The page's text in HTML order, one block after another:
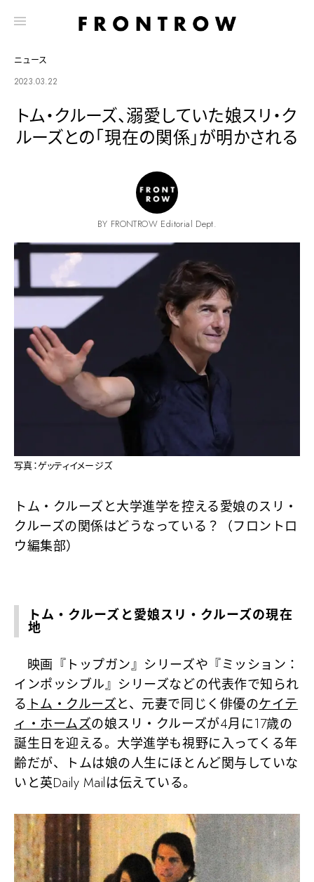
ニュース
2023.03.22
トム・クルーズ、溺愛していた娘スリ・ク
ルーズとの「現在の関係」が明かされる
BY FRONTROW Editorial Dept.
写真：ゲッティイメージズ
トム・クルーズと大学進学を控える愛娘のスリ・
クルーズの関係はどうなっている？（フロントロ
ウ編集部）
トム・クルーズと愛娘スリ・クルーズの現在
地
映画『トップガン』シリーズや『ミッション：
インポッシブル』シリーズなどの代表作で知られ
るトム・クルーズと、元妻で同じく俳優のケイテ
ィ・ホームズの娘スリ・クルーズが4月に17歳の
誕生日を迎える。大学進学も視野に入ってくる年
齢だが、トムは娘の人生にほとんど関与していな
いと英Daily Mailは伝えている。